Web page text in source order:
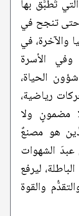
تُطبَّق بها
حتى تنجح في
والآخرة، في
وفي الأسرة
الحياة،
رياضية،
مضمونٍ ولا
هو مصنعٌ
عبدَ الشهوات
ليرفع
والقوة